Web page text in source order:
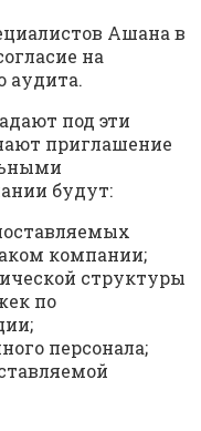
Ашана в
на
аудита.
под эти
приглашение
будут:
компании;
структуры
по
персонала;